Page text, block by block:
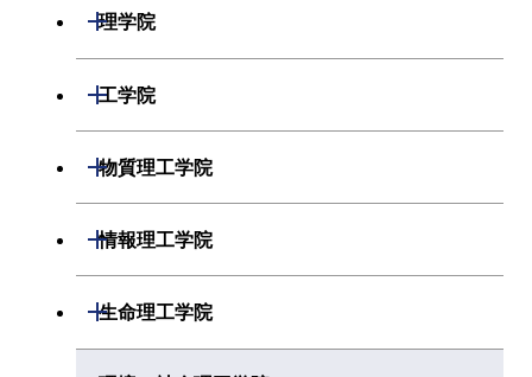
理学院
開閉
物理学コース
化学系
開閉
専門科目
工学院
開閉
機械系
開閉
エネルギーコース
コース
システム制御コース
コース
電気電子系
開閉
物質理工学院
開閉
材料系
開閉
エネルギーコース
応用化学コース
専門科目
情報理工学院
開閉
数理・計算科学系
開閉
生命理工学院
開閉
開閉